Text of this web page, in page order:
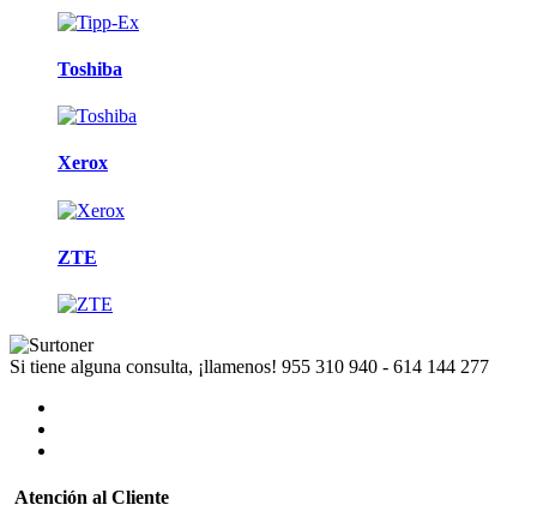
Toshiba
Xerox
ZTE
Si tiene alguna consulta, ¡llamenos! 955 310 940 - 614 144 277
Atención al Cliente